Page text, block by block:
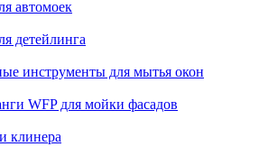
автомоек
детейлинга
инструменты для мытья окон
WFP для мойки фасадов
клинера